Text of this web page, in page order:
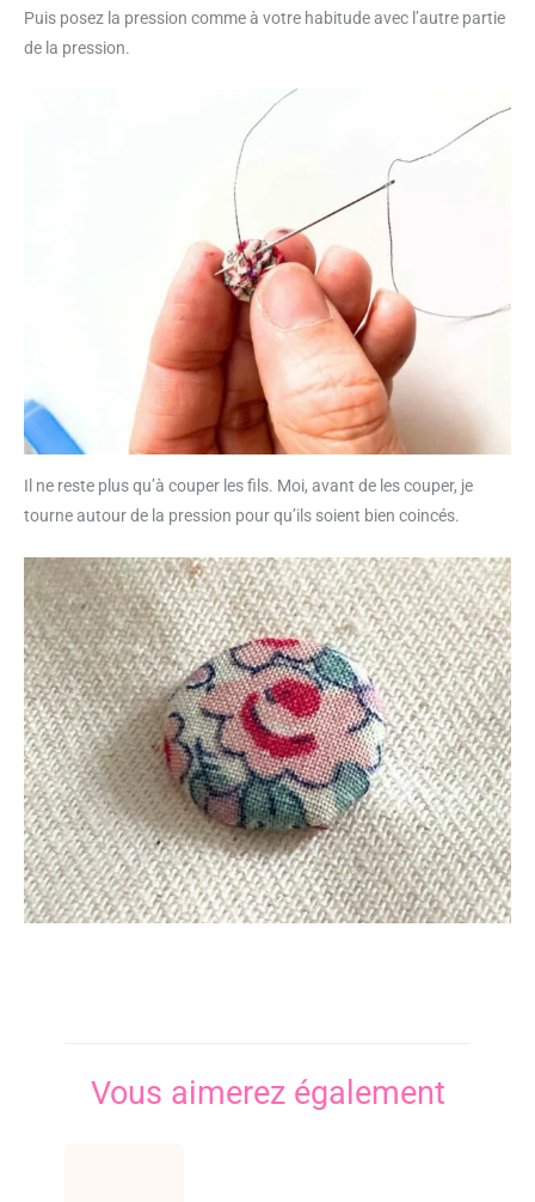
Puis posez la pression comme à votre habitude avec l’autre partie
de la pression.
Il ne reste plus qu’à couper les fils. Moi, avant de les couper, je
tourne autour de la pression pour qu’ils soient bien coincés.
Vous aimerez également